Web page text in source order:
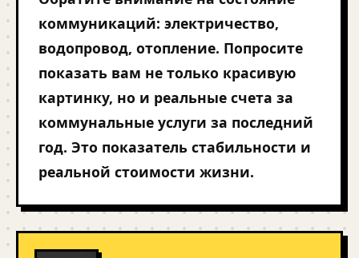
коммуникаций: электричество,
водопровод, отопление. Попросите
показать вам не только красивую
картинку, но и реальные счета за
коммунальные услуги за последний
год. Это показатель стабильности и
реальной стоимости жизни.